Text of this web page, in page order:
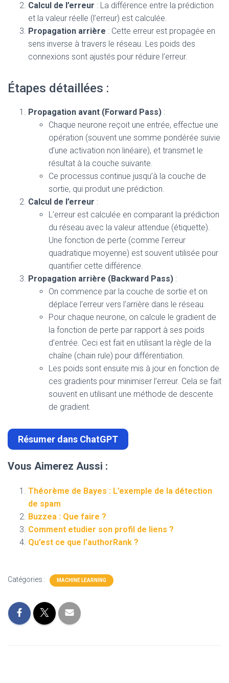
I
N
Calcul de l’erreur : La différence entre la prédiction
et la valeur réelle (l’erreur) est calculée.
Propagation arrière : Cette erreur est propagée en
sens inverse à travers le réseau. Les poids des
connexions sont ajustés pour réduire l’erreur.
Étapes détaillées :
Propagation avant (Forward Pass) :
Chaque neurone reçoit une entrée, effectue une
opération (souvent une somme pondérée suivie
d’une activation non linéaire), et transmet le
résultat à la couche suivante.
Ce processus continue jusqu’à la couche de
sortie, qui produit une prédiction.
Calcul de l’erreur :
L’erreur est calculée en comparant la prédiction
du réseau avec la valeur attendue (étiquette).
Une fonction de perte (comme l’erreur
quadratique moyenne) est souvent utilisée pour
quantifier cette différence.
Propagation arrière (Backward Pass) :
On commence par la couche de sortie et on
déplace l’erreur vers l’arrière dans le réseau.
Pour chaque neurone, on calcule le gradient de
la fonction de perte par rapport à ses poids
d’entrée. Ceci est fait en utilisant la règle de la
chaîne (chain rule) pour différentiation.
Les poids sont ensuite mis à jour en fonction de
ces gradients pour minimiser l’erreur. Cela se fait
souvent en utilisant une méthode de descente
de gradient.
Résumer dans ChatGPT
Vous Aimerez Aussi :
Théorème de Bayes : L’exemple de la détection
de spam
Buzzea : Que faire ?
Comment etudier son profil de liens ?
Qu’est ce que l’authorRank ?
Catégories : MACHINE LEARNING